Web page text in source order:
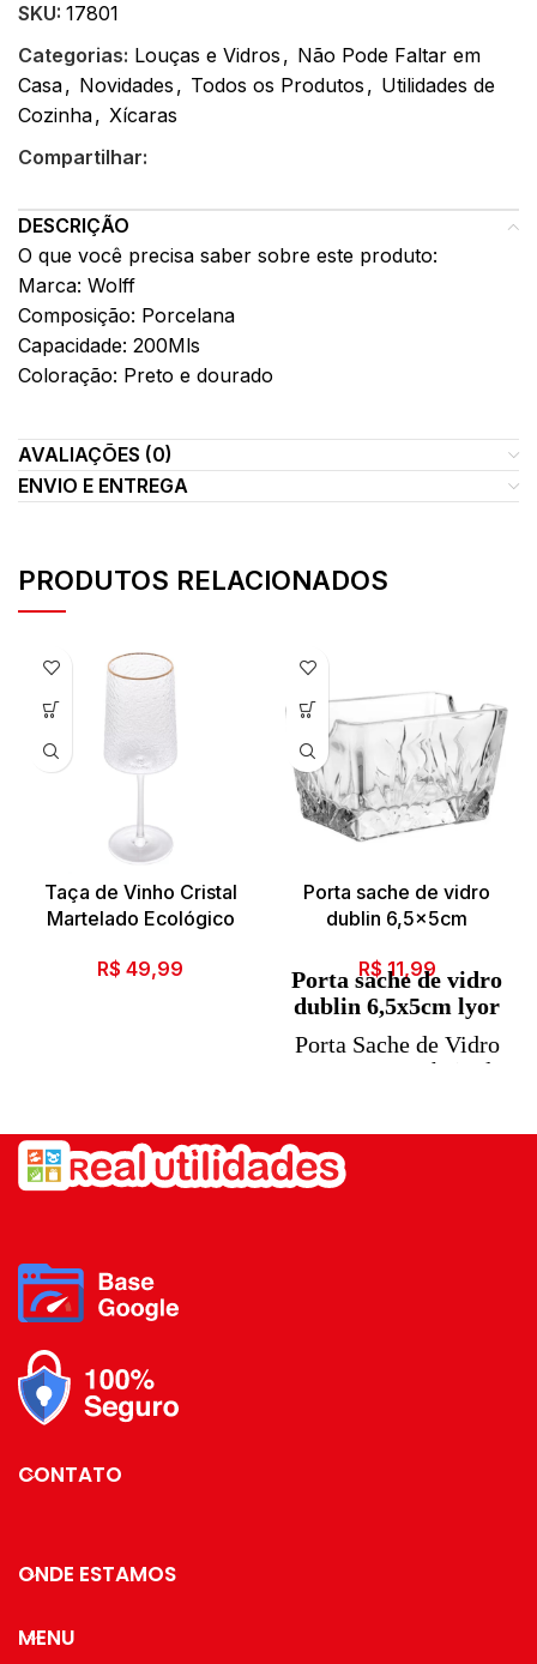
SKU: 17801
Categorias: Louças e Vidros , Não Pode Faltar em
Casa, Novidades , Todos os Produtos , Utilidades de
Cozinha, Xícaras
Compartilhar:
DESCRIÇÃO
O que você precisa saber sobre este produto:
Marca: Wolff
Composição: Porcelana
Capacidade: 200Mls
Coloração: Preto e dourado
AVALIAÇÕES (0)
ENVIO E ENTREGA
PRODUTOS RELACIONADOS
Taça de Vinho Cristal
Martelado Ecológico
R$ 49,99
Porta sache de vidro
dublin 6,5x5cm
R$ 11,99
Porta sache de vidro
dublin 6,5x5cm lyor
Porta Sache de Vidro
Faces Um ar cheio de
elegância e bom gosto
com esse porta sache
CONTATO
ONDE ESTAMOS
MENU